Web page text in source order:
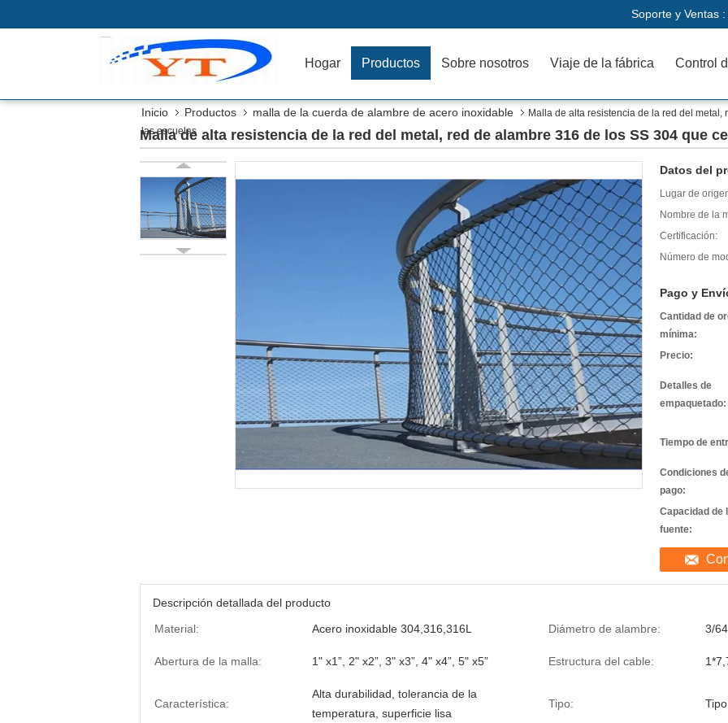
Soporte y Ventas :
Hogar Productos Sobre nosotros Viaje de la fábrica Control
Inicio Productos malla de la cuerda de alambre de acero inoxidable
Malla de alta resistencia de la red del
las escuelas
Malla de alta resistencia de la red del metal, red de alambre 316 de los SS 304 que
Datos del
Lugar de
Nombre de la
Certificación:
Número de
Pago y
Cantidad de
mínima:
Precio:
Detalles de
empaquetado:
Tiempo de
Condiciones
pago:
Capacidad de
fuente:
Descripción detallada del producto
Material:
Acero inoxidable 304,316,316L Diámetro de alambre: 3/
Abertura de la malla: 1" x1”, 2" x2”, 3" x3”, 4" x4”, 5" x5” Estructura del cable:
Característica:
Alta durabilidad, tolerancia de la
temperatura, superficie lisa
Tipo: